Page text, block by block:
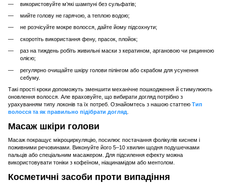
використовуйте м’які шампуні без сульфатів;
мийте голову не гарячою, а теплою водою;
не розчісуйте мокре волосся, дайте йому підсохнути;
скоротіть використання фену, прасок, плойок;
раз на тиждень робіть живильні маски з кератином, аргановою чи рицинною
олією;
регулярно очищайте шкіру голови пілінгом або скрабом для усунення
себуму.
Такі прості кроки допоможуть зменшити механічне пошкодження й стимулюють
оновлення волосся. Але враховуйте, що вибирати догляд потрібно з
урахуванням типу локонів та їх потреб. Ознайомтесь з нашою статтею Тип
волосся та як правильно підібрати догляд
Масаж шкіри голови
Масаж покращує мікроциркуляцію, посилює постачання фолікулів киснем і
поживними речовинами. Виконуйте його 5–10 хвилин щодня подушечками
пальців або спеціальним масажером. Для підсилення ефекту можна
використовувати тоніки з кофеїном, ніацинамідом або ментолом.
Косметичні засоби проти випадіння